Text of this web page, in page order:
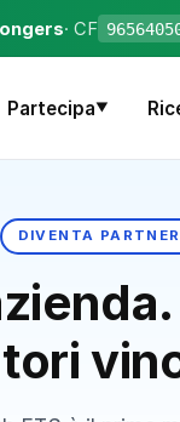
· CF
Partecipa▼
DIVENTA